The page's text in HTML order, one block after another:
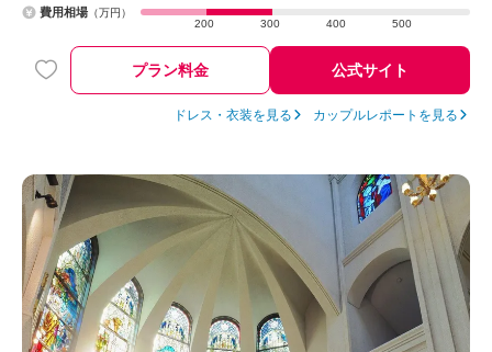
費用相場 （万円）
200
300 400 500
プラン料金 公式サイト
ドレス・衣装を見る カップルレポートを見る